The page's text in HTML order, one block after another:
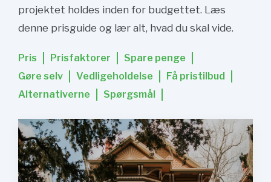
projektet holdes inden for budgettet. Læs
denne prisguide og lær alt, hvad du skal vide.
Pris Prisfaktorer
Spare penge
Gøre selv
Vedligeholdelse
Få pristilbud
Alternativerne
Spørgsmål